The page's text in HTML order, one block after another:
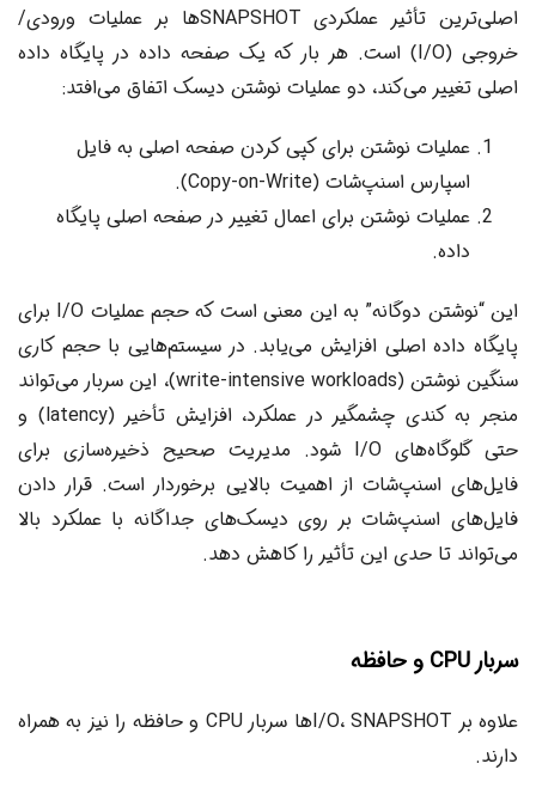
اصلی‌ترین تأثیر عملکردی SNAPSHOTها بر عملیات ورودی/
خروجی (I/O) است. هر بار که یک صفحه داده در پایگاه داده
اصلی تغییر می‌کند، دو عملیات نوشتن دیسک اتفاق می‌افتد:
عملیات نوشتن برای کپی کردن صفحه اصلی به فایل
اسپارس اسنپ‌شات (Copy-on-Write).
عملیات نوشتن برای اعمال تغییر در صفحه اصلی پایگاه
داده.
این “نوشتن دوگانه” به این معنی است که حجم عملیات I/O برای
پایگاه داده اصلی افزایش می‌یابد. در سیستم‌هایی با حجم کاری
سنگین نوشتن (write-intensive workloads)، این سربار می‌تواند
منجر به کندی چشمگیر در عملکرد، افزایش تأخیر (latency) و
حتی گلوگاه‌های I/O شود. مدیریت صحیح ذخیره‌سازی برای
فایل‌های اسنپ‌شات از اهمیت بالایی برخوردار است. قرار دادن
فایل‌های اسنپ‌شات بر روی دیسک‌های جداگانه با عملکرد بالا
می‌تواند تا حدی این تأثیر را کاهش دهد.
سربار CPU و حافظه
علاوه بر I/O، SNAPSHOTها سربار CPU و حافظه را نیز به همراه
دارند.